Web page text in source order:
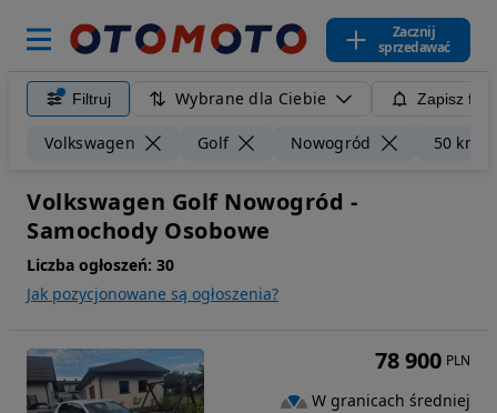
Zacznij
sprzedawać
Filtruj Wybrane dla Ciebie Zapisz
Volkswagen Golf Nowogród 50 km
Volkswagen Golf Nowogród -
Samochody Osobowe
Liczba ogłoszeń: 30
Jak pozycjonowane są ogłoszenia?
78 900 PLN
W granicach średniej